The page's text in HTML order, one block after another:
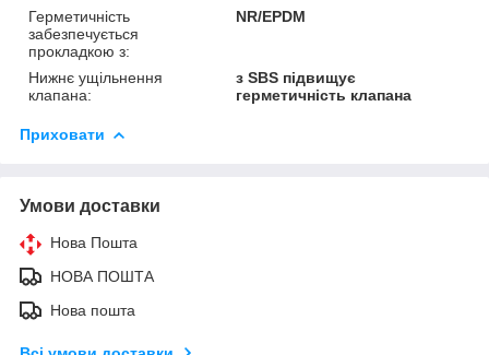
Герметичність
забезпечується
прокладкою з:
NR/EPDM
Нижнє ущільнення
клапана:
з SBS підвищує
герметичність клапана
Приховати
Умови доставки
Нова Пошта
НОВА ПОШТА
Нова пошта